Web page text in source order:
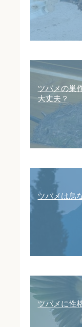
ツバメの巣
大丈夫？
ツバメは鳥
ツバメに性